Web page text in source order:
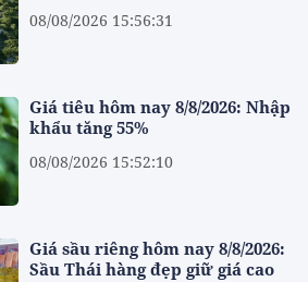
08/08/2026 15:56:31
Giá tiêu hôm nay 8/8/2026: Nhập
khẩu tăng 55%
08/08/2026 15:52:10
Giá sầu riêng hôm nay 8/8/2026:
Sầu Thái hàng đẹp giữ giá cao